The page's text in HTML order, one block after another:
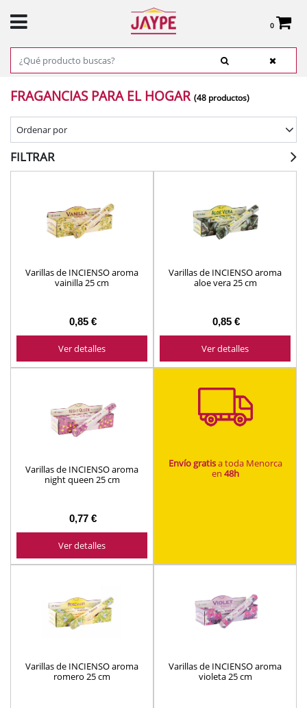
0
Total:
0,00 €
VER CESTA
FRAGANCIAS PARA EL HOGAR (48 productos)
Ordenar por
FILTRAR
Varillas de INCIENSO aroma
vainilla 25 cm
0,85 €
Ver detalles
Varillas de INCIENSO aroma
aloe vera 25 cm
0,85 €
Ver detalles
Varillas de INCIENSO aroma
night queen 25 cm
0,77 €
Ver detalles
Envío gratisa toda Menorca
en 48h
Varillas de INCIENSO aroma
romero 25 cm
Varillas de INCIENSO aroma
violeta 25 cm